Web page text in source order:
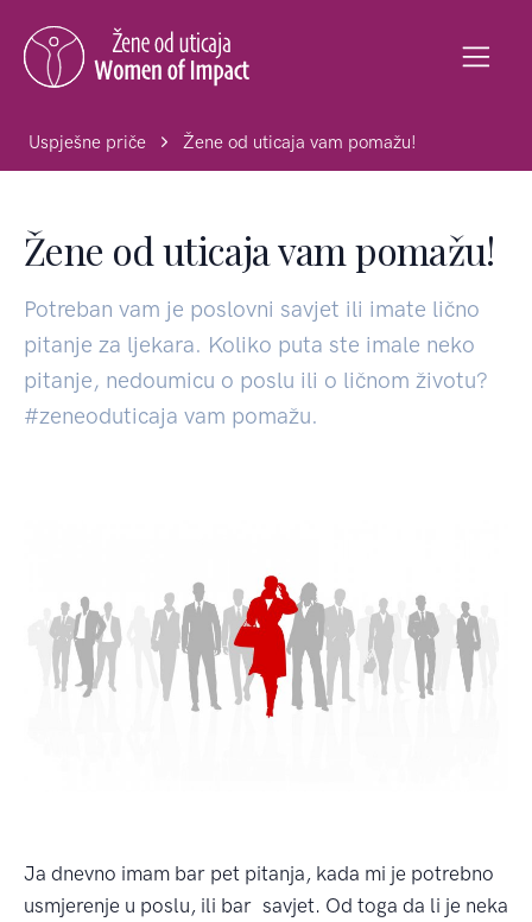
Uspješne priče Žene od uticaja vam pomažu!
Žene od uticaja vam pomažu!
Potreban vam je poslovni savjet ili imate lično
pitanje za ljekara. Koliko puta ste imale neko
pitanje, nedoumicu o poslu ili o ličnom životu?
#zeneoduticaja vam pomažu.
Ja dnevno imam bar pet pitanja, kada mi je potrebno
usmjerenje u poslu, ili bar savjet. Od toga da li je neka